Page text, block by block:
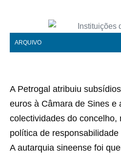
ARQUIVO
A Petrogal atribuiu
euros à Câmara de Sines e
colectividades do concelho,
política de responsabilidade
A autarquia sineense foi